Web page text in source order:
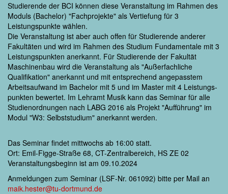
Studierende der BCI können diese Veranstaltung im Rahmen des
Moduls (Bachelor) "Fachprojekte" als Vertiefung für 3
Leistungspunkte wählen.
Die Veranstaltung ist aber auch offen für Studierende anderer
Fakultäten und wird im Rahmen des Studium Fundamentale mit 3
Leistungspunkten anerkannt. Für Studierende der Fakultät
Maschinenbau wird die Veranstaltung als "Außerfachliche
Qualifikation" anerkannt und mit entsprechend angepasstem
Arbeitsaufwand im Bachelor mit 5 und im Master mit 4 Leistungs­
punkten bewertet. Im Lehramt Musik kann das Seminar für alle
Studienordnungen nach LABG 2016 als Projekt "Aufführung" im
Modul "W3: Selbststudium" anerkannt werden.
Das Seminar findet mittwochs ab 16:00 statt.
Ort: Emil-Figge-Straße 68, CT-Zentralbereich, HS ZE 02
Veranstaltungsbeginn ist am 09.10.2024
Anmeldungen zum Seminar (LSF-Nr. 061092) bitte per Mail an
maik.hester@tu-dortmund.de